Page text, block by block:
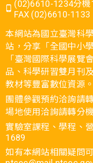
(02)6610-1234分機
FAX (02)6610-1133
本網站為國立臺灣科
站，分享「全國中小
「臺灣國際科學展覽
品、科學研習雙月刊
教材等豐富數位資源。
團體參觀預約洽詢請
場地使用洽詢請轉分
實驗室課程、學程、
1689
如有本網站相關疑問